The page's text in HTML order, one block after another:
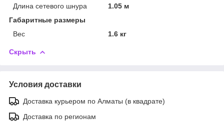
Длина сетевого шнура
1.05 м
Габаритные размеры
Вес
1.6 кг
Скрыть
Условия доставки
Доставка курьером по Алматы (в квадрате)
Доставка по регионам